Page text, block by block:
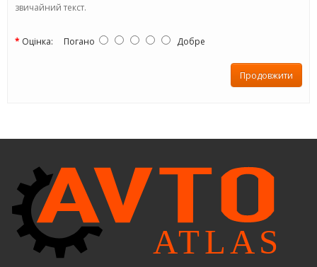
звичайний текст.
Оцінка: Погано Добре
Продовжити